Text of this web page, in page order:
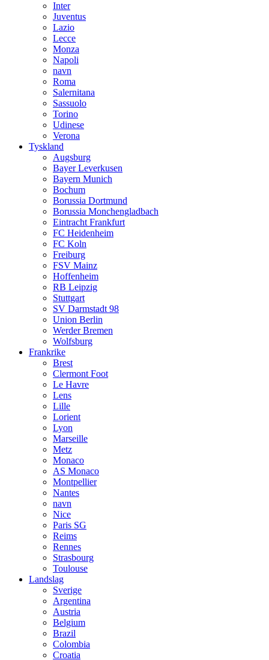
Inter
Juventus
Lazio
Lecce
Monza
Napoli
navn
Roma
Salernitana
Sassuolo
Torino
Udinese
Verona
Tyskland
Augsburg
Bayer Leverkusen
Bayern Munich
Bochum
Borussia Dortmund
Borussia Monchengladbach
Eintracht Frankfurt
FC Heidenheim
FC Koln
Freiburg
FSV Mainz
Hoffenheim
RB Leipzig
Stuttgart
SV Darmstadt 98
Union Berlin
Werder Bremen
Wolfsburg
Frankrike
Brest
Clermont Foot
Le Havre
Lens
Lille
Lorient
Lyon
Marseille
Metz
Monaco
AS Monaco
Montpellier
Nantes
navn
Nice
Paris SG
Reims
Rennes
Strasbourg
Toulouse
Landslag
Sverige
Argentina
Austria
Belgium
Brazil
Colombia
Croatia